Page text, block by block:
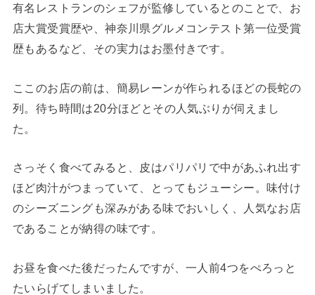
有名レストランのシェフが監修しているとのことで、お
店大賞受賞歴や、神奈川県グルメコンテスト第一位受賞
歴もあるなど、その実力はお墨付きです。
ここのお店の前は、簡易レーンが作られるほどの長蛇の
列。待ち時間は20分ほどとその人気ぶりが伺えまし
た。
さっそく食べてみると、皮はパリパリで中があふれ出す
ほど肉汁がつまっていて、とってもジューシー。味付け
のシーズニングも深みがある味でおいしく、人気なお店
であることが納得の味です。
お昼を食べた後だったんですが、一人前4つをぺろっと
たいらげてしまいました。